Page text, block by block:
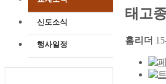
신도소식
행사일정
태고
홈리더